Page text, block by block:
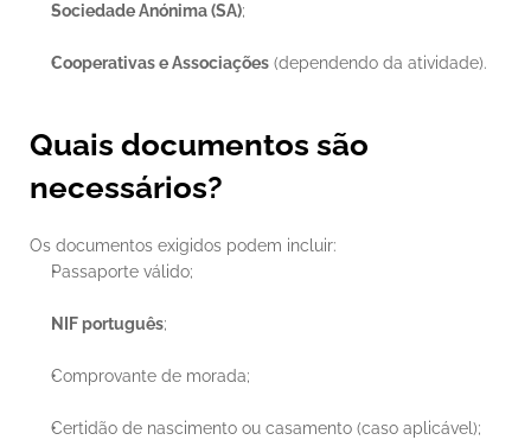
Sociedade Anónima (SA);
Cooperativas e Associações (dependendo da atividade).
Quais documentos são
necessários?
Os documentos exigidos podem incluir:
Passaporte válido;
NIF português;
Comprovante de morada;
Certidão de nascimento ou casamento (caso aplicável);